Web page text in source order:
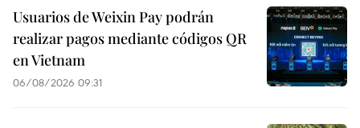
Usuarios de Weixin Pay podrán
realizar pagos mediante códigos QR
en Vietnam
06/08/2026 09:31